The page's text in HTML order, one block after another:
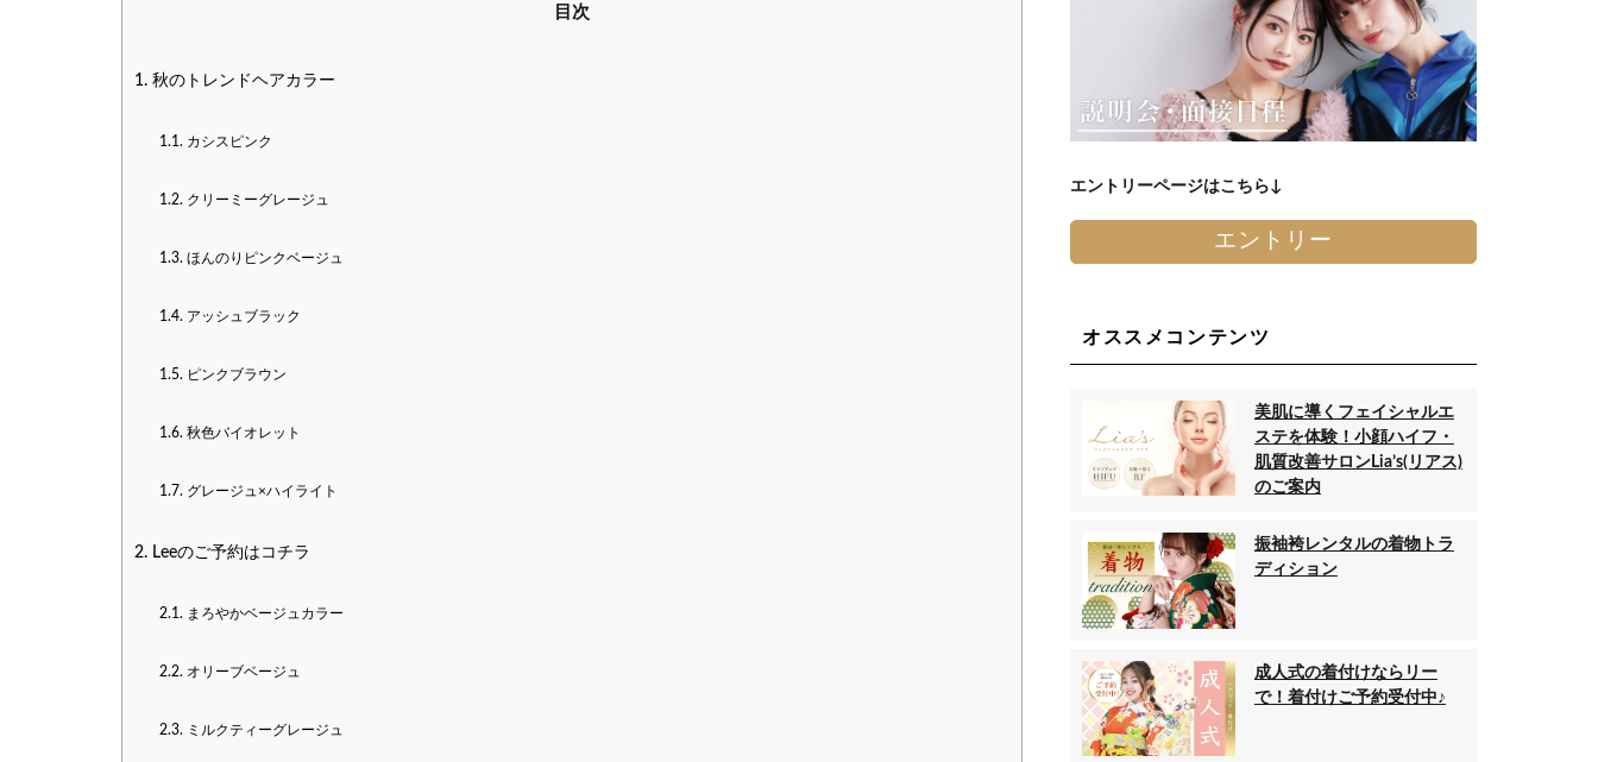
目次
1. 秋のトレンドヘアカラー
1.1. カシスピンク
1.2. クリーミーグレージュ
1.3. ほんのりピンクベージュ
1.4. アッシュブラック
1.5. ピンクブラウン
1.6. 秋色バイオレット
1.7. グレージュ×ハイライト
2. Leeのご予約はコチラ
2.1. まろやかベージュカラー
2.2. オリーブベージュ
2.3. ミルクティーグレージュ
エントリーページはこちら↓
エントリー
オススメコンテンツ
美肌に導くフェイシャルエ
ステを体験！小顔ハイフ・
肌質改善サロンLia’s(リアス)
のご案内
振袖袴レンタルの着物トラ
ディション
成人式の着付けならリー
で！着付けご予約受付中♪